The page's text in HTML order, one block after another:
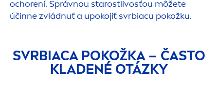
ochorení. Správnou starostlivosťou môžete
účinne zvládnuť a upokojiť svrbiacu pokožku.
SVRBIACA POKOŽKA – ČASTO
KLADENÉ OTÁZKY